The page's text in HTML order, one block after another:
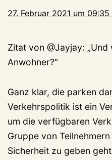
27. Februar 2021 um 09:35
Zitat von @Jayjay:
Anwohner?“
Ganz klar, die parken
Verkehrspolitik ist ein
um die verfügbaren
Gruppe von
Sicherheit zu geben